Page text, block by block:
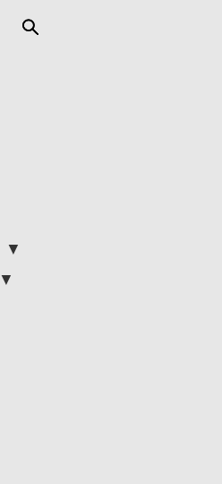
▼
▼